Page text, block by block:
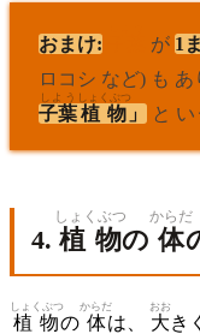
おまけ: が 1
ロコシ など) も
子葉
しよう
植物
しょくぶつ
」 と い
4. 植物
しょくぶつ
の 体
からだ
植物
しょくぶつ
の 体
からだ
は、 大
おお
き